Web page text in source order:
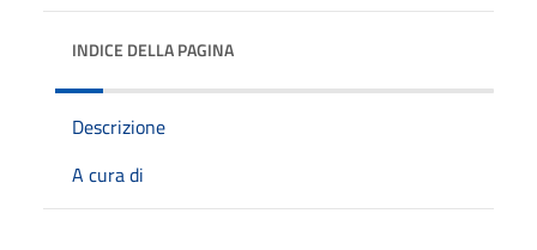
INDICE DELLA PAGINA
Descrizione
A cura di